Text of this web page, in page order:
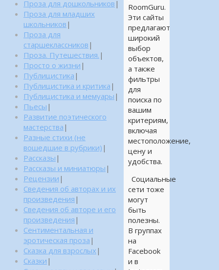
RoomGuru.
Эти сайты
предлагают
широкий
выбор
объектов,
а также
фильтры
для
поиска по
вашим
критериям,
включая
местоположение,
цену и
удобства.
Социальные
сети тоже
могут
быть
полезны.
В группах
на
Facebook
и в
Проза для дошкольников |
Проза для младших
школьников |
Проза для
старшеклассников |
Проза. Путешествия. |
Просто о жизни |
Публицистика |
Публицистика и критика |
Публицистика и мемуары |
Пьесы |
Развитие поэтического
мастерства |
Разные стихи (не
вошедшие в рубрики) |
Рассказы |
Рассказы и миниатюры |
Рецензии |
Сведения об авторах и их
произведения |
Сведения об авторе и его
произведения |
Сентиментальная и
эротическая проза |
Сказка для взрослых |
Сказки |